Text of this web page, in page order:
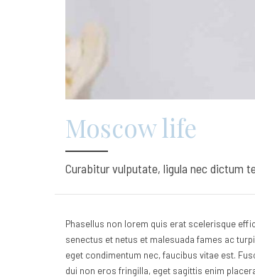
Moscow life
Curabitur vulputate, ligula nec dictum
Phasellus non lorem quis erat scelerisque
senectus et netus et malesuada fames ac
eget condimentum nec, faucibus vitae est.
dui non eros fringilla, eget sagittis enim